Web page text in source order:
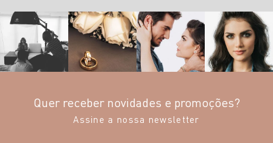
Quer receber novidades e promoções?
Assine a nossa newsletter